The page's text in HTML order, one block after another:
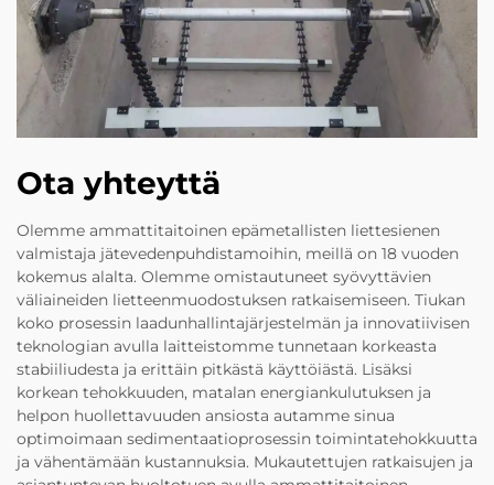
Ota yhteyttä
Olemme ammattitaitoinen epämetallisten liettesienen
valmistaja jätevedenpuhdistamoihin, meillä on 18 vuoden
kokemus alalta. Olemme omistautuneet syövyttävien
väliaineiden lietteenmuodostuksen ratkaisemiseen. Tiukan
koko prosessin laadunhallintajärjestelmän ja innovatiivisen
teknologian avulla laitteistomme tunnetaan korkeasta
stabiiliudesta ja erittäin pitkästä käyttöiästä. Lisäksi
korkean tehokkuuden, matalan energiankulutuksen ja
helpon huollettavuuden ansiosta autamme sinua
optimoimaan sedimentaatioprosessin toimintatehokkuutta
ja vähentämään kustannuksia. Mukautettujen ratkaisujen ja